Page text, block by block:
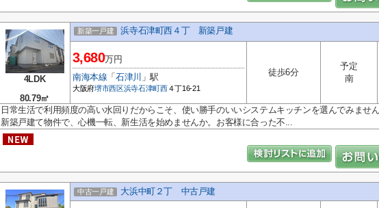
4LDK
80.79㎡
新築一戸建 浜寺石津町西４丁 新築戸建
3,680万円
南海本線 「石津川 」駅
大阪府堺市西区浜寺石津町西４丁16-21
徒歩6分
予定
南
日常生活で利用頻度の高い水回りだからこそ、使い勝手のいいシステムキッチンを選んでみませ
新築戸建て物件で、心機一転、新生活を始めませんか。お客様に合った不...
中古一戸建 大浜中町２丁 中古戸建